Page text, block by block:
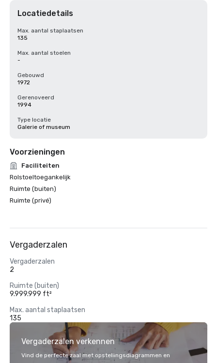
Locatiedetails
Max. aantal staplaatsen
135
Max. aantal stoelen
-
Gebouwd
1972
Gerenoveerd
1994
Type locatie
Galerie of museum
Voorzieningen
Faciliteiten
Rolstoeltoegankelijk
Ruimte (buiten)
Ruimte (privé)
Vergaderzalen
Vergaderzalen
2
Ruimte (buiten)
9.999.999 ft²
Max. aantal staplaatsen
135
Vergaderzalen verkennen
Vind de perfecte zaal met opstellingsdiagrammen en